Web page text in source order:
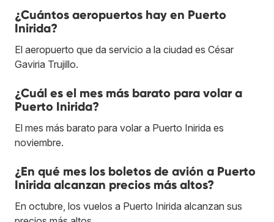
¿Cuántos aeropuertos hay en Puerto
Inirida?
El aeropuerto que da servicio a la ciudad es César
Gaviria Trujillo.
¿Cuál es el mes más barato para volar a
Puerto Inirida?
El mes más barato para volar a Puerto Inirida es
noviembre.
¿En qué mes los boletos de avión a Puerto
Inirida alcanzan precios más altos?
En octubre, los vuelos a Puerto Inirida alcanzan sus